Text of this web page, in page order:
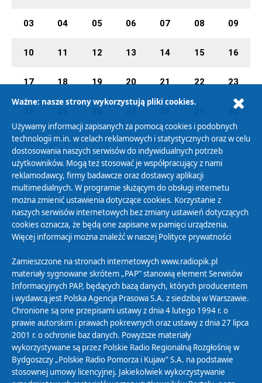
03 04 05 06 07 08 09
10 11 12 13 14 15 16
17 18 19 20 21 22 23
30
31 01 02 03 04 05 06
Polityka Prywatności
Zasady korzystania z Serwisu
Organizacje Pożytku Publicznego
Cyfryzacja DAB+
Polityka ochrony danych osobowych
Abonament
Zamówienia publiczne
Biuletyn Informacji Publicznej
Ważne: nasze strony wykorzystują pliki cookies.
Używamy informacji zapisanych za pomocą cookies i podobnych
technologii m.in. w celach reklamowych i statystycznych oraz w celu
dostosowania naszych serwisów do indywidualnych potrzeb
użytkowników. Mogą też stosować je współpracujący z nami
reklamodawcy, firmy badawcze oraz dostawcy aplikacji
multimedialnych. W programie służącym do obsługi internetu
można zmienić ustawienia dotyczące cookies. Korzystanie z
naszych serwisów internetowych bez zmiany ustawień dotyczących
cookies oznacza, że będą one zapisane w pamięci urządzenia.
Więcej informacji można znaleźć w naszej Polityce prywatności
Zamieszczone na stronach internetowych www.radiopik.pl
materiały sygnowane skrótem „PAP” stanowią element Serwisów
Informacyjnych PAP, będących bazą danych, których producentem
i wydawcą jest Polska Agencja Prasowa S.A. z siedzibą w Warszawie.
Chronione są one przepisami ustawy z dnia 4 lutego 1994 r. o
prawie autorskim i prawach pokrewnych oraz ustawy z dnia 27 lipca
2001 r. o ochronie baz danych. Powyższe materiały
wykorzystywane są przez Polskie Radio Regionalną Rozgłośnię w
Bydgoszczy „Polskie Radio Pomorza i Kujaw” S.A. na podstawie
stosownej umowy licencyjnej. Jakiekolwiek wykorzystywanie